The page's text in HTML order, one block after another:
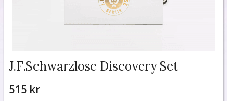
J.F.Schwarzlose Discovery Set
515 kr